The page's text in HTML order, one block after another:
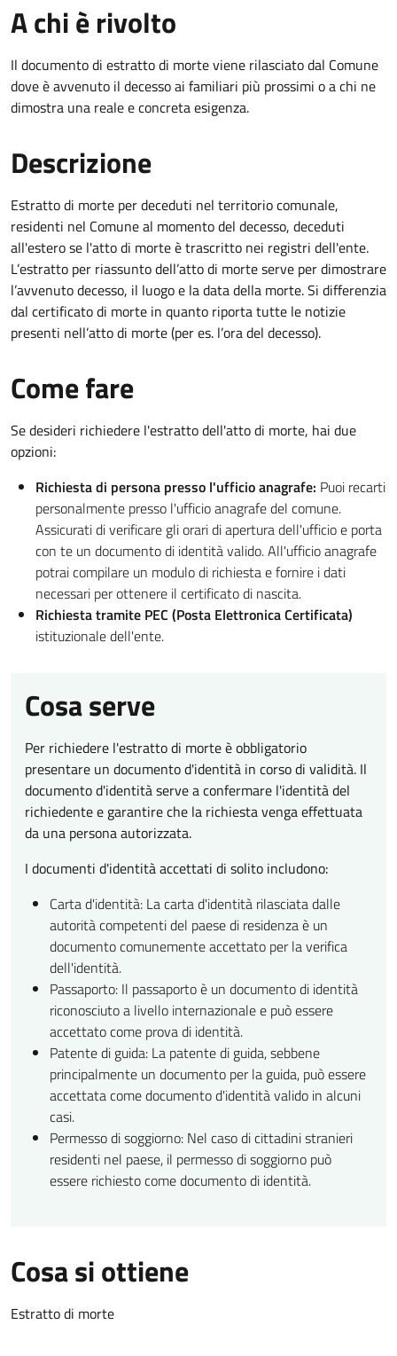
A chi è rivolto
Il documento di estratto di morte viene rilasciato dal Comune
dove è avvenuto il decesso ai familiari più prossimi o a chi ne
dimostra una reale e concreta esigenza.
Descrizione
Estratto di morte per deceduti nel territorio comunale,
residenti nel Comune al momento del decesso, deceduti
all'estero se l'atto di morte è trascritto nei registri dell'ente.
L’estratto per riassunto dell’atto di morte serve per dimostrare
l’avvenuto decesso, il luogo e la data della morte. Si differenzia
dal certificato di morte in quanto riporta tutte le notizie
presenti nell’atto di morte (per es. l’ora del decesso).
Come fare
Se desideri richiedere l'estratto dell'atto di morte, hai due
opzioni:
Richiesta di persona presso l'ufficio anagrafe: Puoi recarti
personalmente presso l'ufficio anagrafe del comune.
Assicurati di verificare gli orari di apertura dell'ufficio e porta
con te un documento di identità valido. All'ufficio anagrafe
potrai compilare un modulo di richiesta e fornire i dati
necessari per ottenere il certificato di nascita.
Richiesta tramite PEC (Posta Elettronica Certificata)
istituzionale dell'ente.
Cosa serve
Per richiedere l'estratto di morte è obbligatorio
presentare un documento d'identità in corso di validità. Il
documento d'identità serve a confermare l'identità del
richiedente e garantire che la richiesta venga effettuata
da una persona autorizzata.
I documenti d'identità accettati di solito includono:
Carta d'identità: La carta d'identità rilasciata dalle
autorità competenti del paese di residenza è un
documento comunemente accettato per la verifica
dell'identità.
Passaporto: Il passaporto è un documento di identità
riconosciuto a livello internazionale e può essere
accettato come prova di identità.
Patente di guida: La patente di guida, sebbene
principalmente un documento per la guida, può essere
accettata come documento d'identità valido in alcuni
casi.
Permesso di soggiorno: Nel caso di cittadini stranieri
residenti nel paese, il permesso di soggiorno può
essere richiesto come documento di identità.
Cosa si ottiene
Estratto di morte